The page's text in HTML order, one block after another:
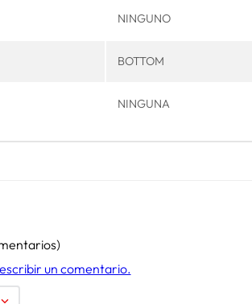
NINGUNO
BOTTOM
NINGUNA
un comentario.